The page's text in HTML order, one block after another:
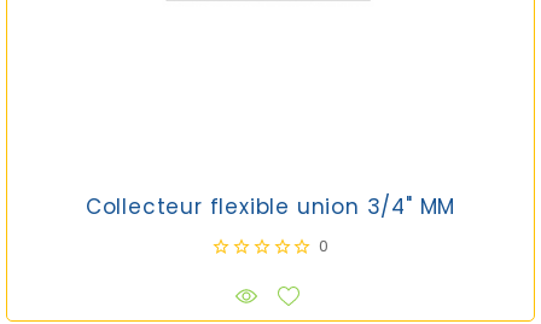
Collecteur flexible union 3/4" MM
0